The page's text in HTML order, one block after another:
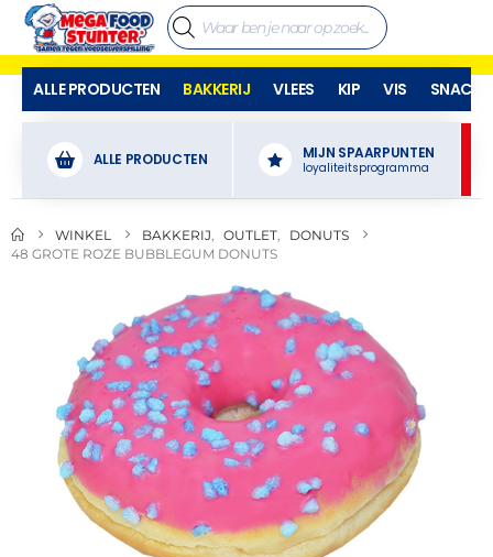
ALLE PRODUCTEN BAKKERIJ VLEES KIP VIS SNACKS
ALLE PRODUCTEN MIJN SPAARPUNTEN
loyaliteitsprogramma
WINKEL BAKKERIJ OUTLET
DONUTS
48 GROTE ROZE BUBBLEGUM DONUTS